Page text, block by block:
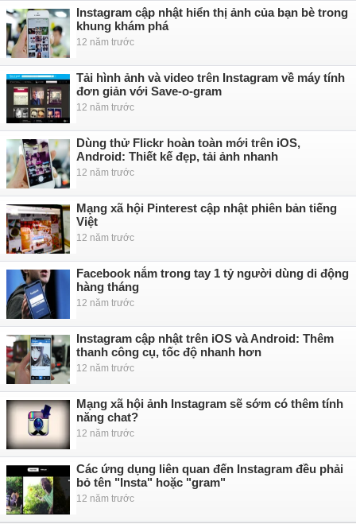
Instagram cập nhật hiển thị ảnh của bạn bè trong
khung khám phá
12 năm trước
Tải hình ảnh và video trên Instagram về máy tính
đơn giản với Save-o-gram
12 năm trước
Dùng thử Flickr hoàn toàn mới trên iOS,
Android: Thiết kế đẹp, tải ảnh nhanh
12 năm trước
Mạng xã hội Pinterest cập nhật phiên bản tiếng
Việt
12 năm trước
Facebook nắm trong tay 1 tỷ người dùng di động
hàng tháng
12 năm trước
Instagram cập nhật trên iOS và Android: Thêm
thanh công cụ, tốc độ nhanh hơn
12 năm trước
Mạng xã hội ảnh Instagram sẽ sớm có thêm tính
năng chat?
12 năm trước
Các ứng dụng liên quan đến Instagram đều phải
bỏ tên "Insta" hoặc "gram"
12 năm trước